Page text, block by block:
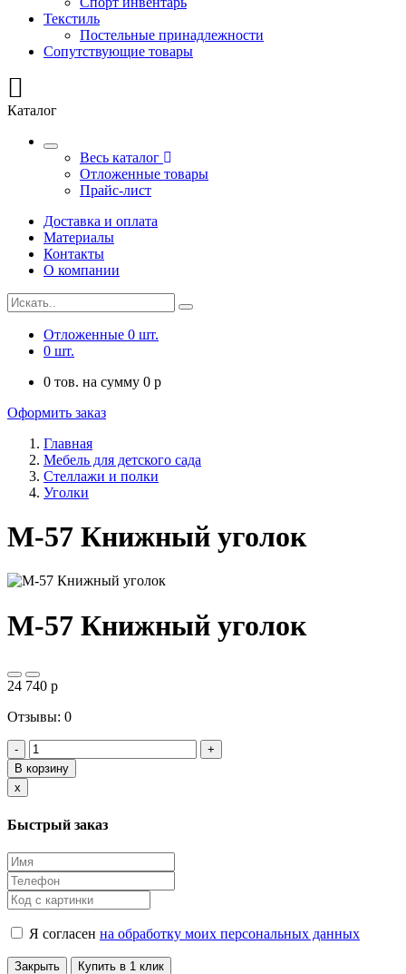
Текстиль
Постельные принадлежности
Сопутствующие товары
Каталог
Весь каталог
Отложенные товары
Прайс-лист
Доставка и оплата
Материалы
Контакты
О компании
Отложенные 0 шт.
0 шт.
0 тов. на сумму 0 p
Оформить заказ
Главная
Мебель для детского сада
Стеллажи и полки
Уголки
М-57 Книжный уголок
М-57 Книжный уголок
24 740 p
Отзывы: 0
-
+
В корзину
x
Быстрый заказ
Я согласен на обработку моих персональных данных
Закрыть Купить в 1 клик